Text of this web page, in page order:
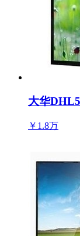
大华
￥1.8万